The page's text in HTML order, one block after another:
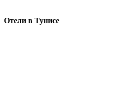
Отели в Тунисе